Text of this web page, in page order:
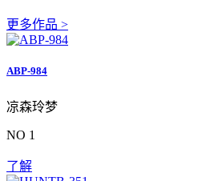
更多作品 >
ABP-984
凉森玲梦
NO 1
了解